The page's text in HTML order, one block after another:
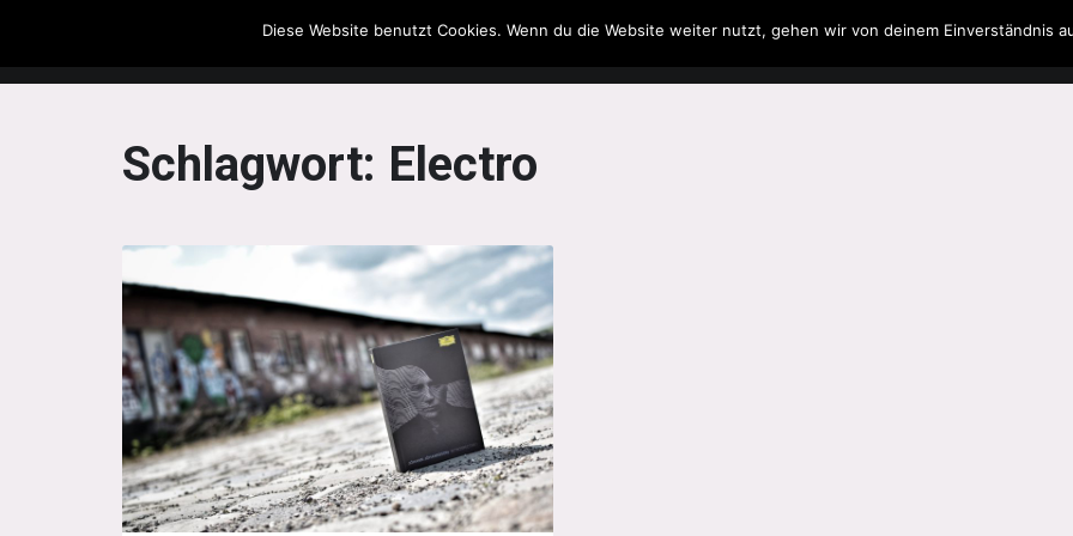
The Howling Men Filme & Serien Musik Spielzeug Literatur
Schlagwort: Electro
Diese Website benutzt Cookies. Wenn du die Website weiter nutzt, gehen wir von deinem Einverständnis